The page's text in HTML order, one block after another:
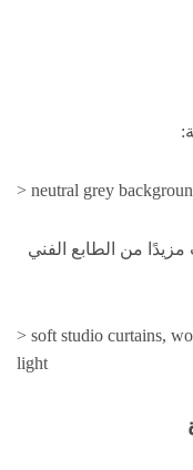
> neutral grey
من الطابع الفني
> soft studio curtains,
light